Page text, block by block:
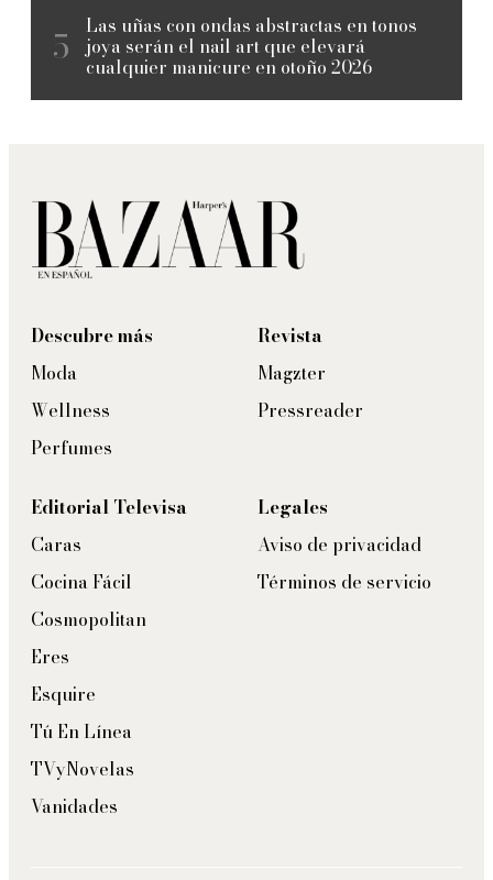
Las uñas con ondas abstractas en tonos
joya serán el nail art que elevará
cualquier manicure en otoño 2026
Descubre más
Moda
Wellness
Perfumes
Revista
Magzter
Pressreader
Editorial Televisa
Caras
Cocina Fácil
Cosmopolitan
Eres
Esquire
Tú En Línea
TVyNovelas
Vanidades
Legales
Aviso de privacidad
Términos de servicio